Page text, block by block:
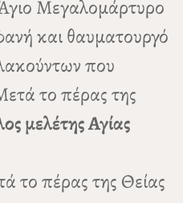
Μεγαλομάρτυρο
και θαυματουργό
που
το πέρας της
μελέτης Αγίας
το πέρας της Θείας